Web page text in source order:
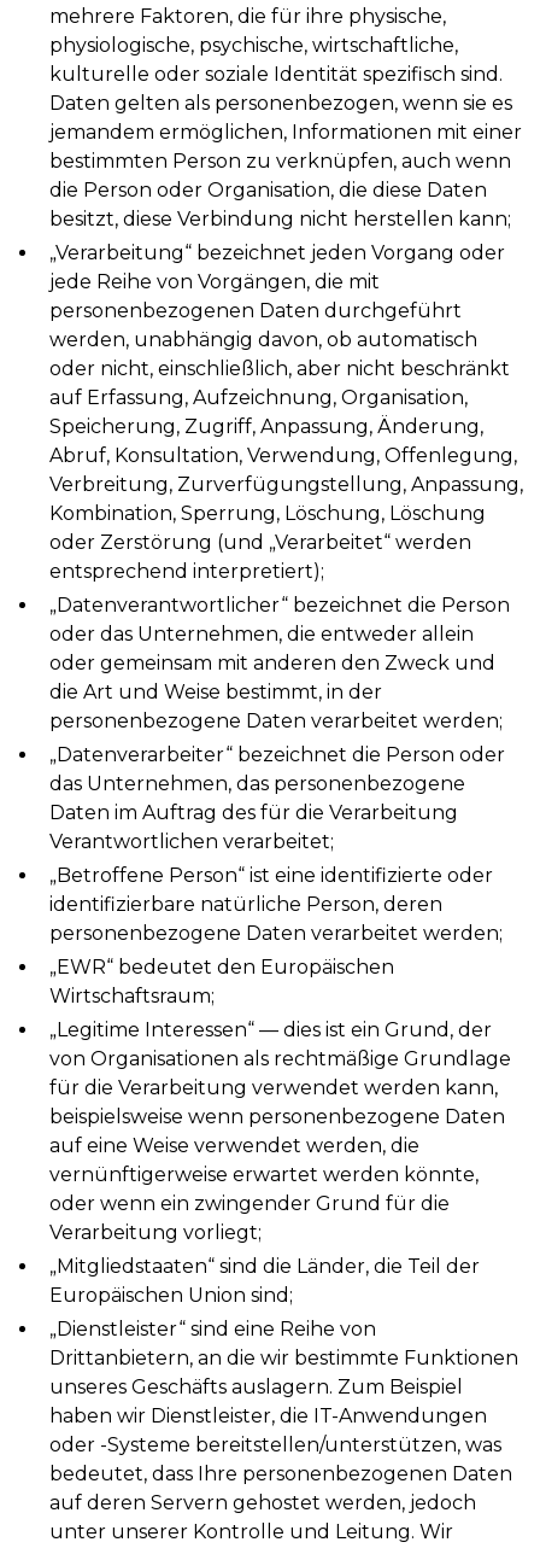
mehrere Faktoren, die für ihre physische,
physiologische, psychische, wirtschaftliche,
kulturelle oder soziale Identität spezifisch sind.
Daten gelten als personenbezogen, wenn sie es
jemandem ermöglichen, Informationen mit einer
bestimmten Person zu verknüpfen, auch wenn
die Person oder Organisation, die diese Daten
besitzt, diese Verbindung nicht herstellen kann;
„Verarbeitung“ bezeichnet jeden Vorgang oder
jede Reihe von Vorgängen, die mit
personenbezogenen Daten durchgeführt
werden, unabhängig davon, ob automatisch
oder nicht, einschließlich, aber nicht beschränkt
auf Erfassung, Aufzeichnung, Organisation,
Speicherung, Zugriff, Anpassung, Änderung,
Abruf, Konsultation, Verwendung, Offenlegung,
Verbreitung, Zurverfügungstellung, Anpassung,
Kombination, Sperrung, Löschung, Löschung
oder Zerstörung (und „Verarbeitet“ werden
entsprechend interpretiert);
„Datenverantwortlicher“ bezeichnet die Person
oder das Unternehmen, die entweder allein
oder gemeinsam mit anderen den Zweck und
die Art und Weise bestimmt, in der
personenbezogene Daten verarbeitet werden;
„Datenverarbeiter“ bezeichnet die Person oder
das Unternehmen, das personenbezogene
Daten im Auftrag des für die Verarbeitung
Verantwortlichen verarbeitet;
„Betroffene Person“ ist eine identifizierte oder
identifizierbare natürliche Person, deren
personenbezogene Daten verarbeitet werden;
„EWR“ bedeutet den Europäischen
Wirtschaftsraum;
„Legitime Interessen“ — dies ist ein Grund, der
von Organisationen als rechtmäßige Grundlage
für die Verarbeitung verwendet werden kann,
beispielsweise wenn personenbezogene Daten
auf eine Weise verwendet werden, die
vernünftigerweise erwartet werden könnte,
oder wenn ein zwingender Grund für die
Verarbeitung vorliegt;
„Mitgliedstaaten“ sind die Länder, die Teil der
Europäischen Union sind;
„Dienstleister“ sind eine Reihe von
Drittanbietern, an die wir bestimmte Funktionen
unseres Geschäfts auslagern. Zum Beispiel
haben wir Dienstleister, die IT-Anwendungen
oder -Systeme bereitstellen/unterstützen, was
bedeutet, dass Ihre personenbezogenen Daten
auf deren Servern gehostet werden, jedoch
unter unserer Kontrolle und Leitung. Wir